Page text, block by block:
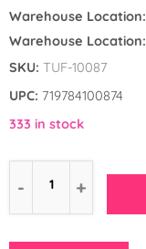
Warehouse Location:
Warehouse Location:
SKU: TUF-10087
UPC: 719784100874
333 in stock